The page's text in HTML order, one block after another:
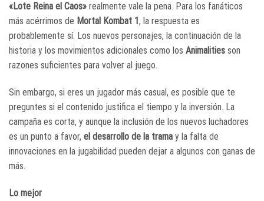
«Lote Reina el Caos» realmente vale la pena. Para los fanáticos
más acérrimos de Mortal Kombat 1 , la respuesta es
probablemente sí. Los nuevos personajes, la continuación de la
historia y los movimientos adicionales como los Animalities son
razones suficientes para volver al juego.
Sin embargo, si eres un jugador más casual, es posible que te
preguntes si el contenido justifica el tiempo y la inversión. La
campaña es corta, y aunque la inclusión de los nuevos luchadores
es un punto a favor, el desarrollo de la trama y la falta de
innovaciones en la jugabilidad pueden dejar a algunos con ganas de
más.
Lo mejor